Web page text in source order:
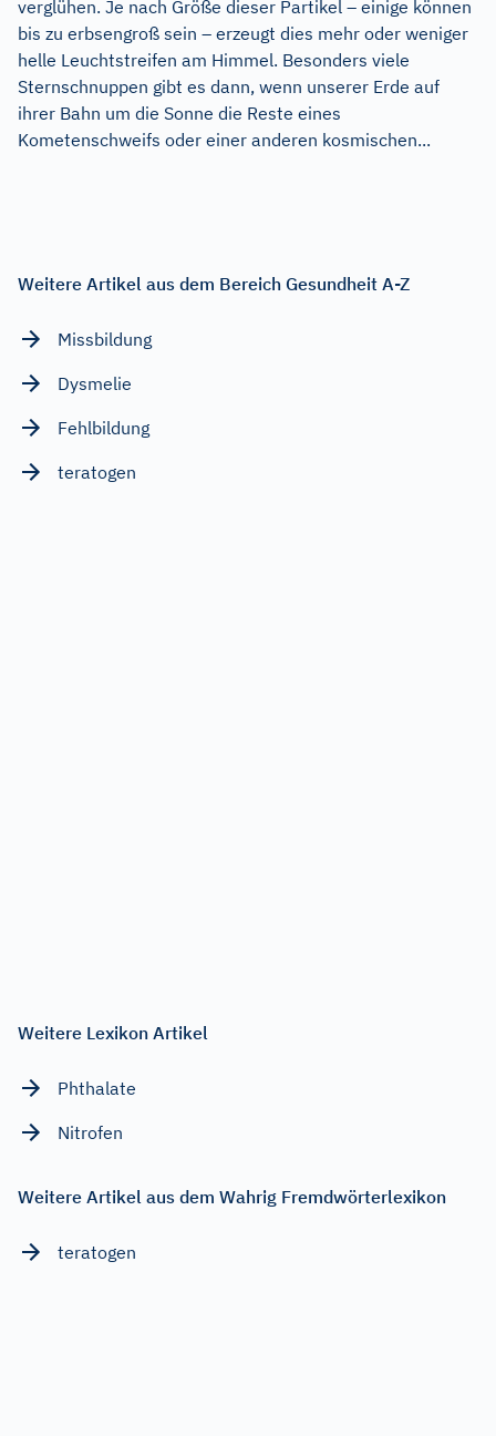
verglühen. Je nach Größe dieser Partikel – einige können
bis zu erbsengroß sein – erzeugt dies mehr oder weniger
helle Leuchtstreifen am Himmel. Besonders viele
Sternschnuppen gibt es dann, wenn unserer Erde auf
ihrer Bahn um die Sonne die Reste eines
Kometenschweifs oder einer anderen kosmischen...
Weitere Artikel aus dem Bereich Gesundheit A-Z
Missbildung
Dysmelie
Fehlbildung
teratogen
Weitere Lexikon Artikel
Phthalate
Nitrofen
Weitere Artikel aus dem Wahrig Fremdwörterlexikon
teratogen